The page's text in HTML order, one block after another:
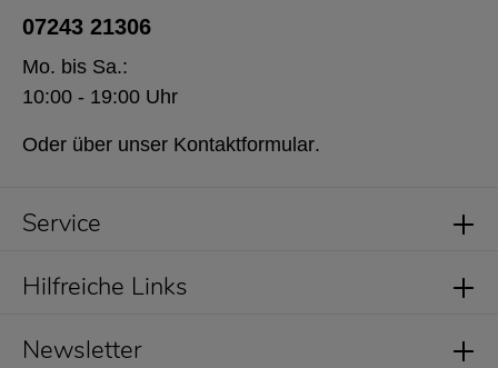
Service
Newsletter
07243 21306
Mo. bis Sa.:
10:00 - 19:00 Uhr
Oder über unser Kontaktformular.
Hilfreiche Links